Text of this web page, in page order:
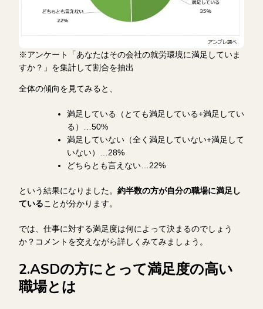
※アンケート「あなたはその会社の就労環境に満足していま
すか？」を集計して割合を抽出
全体の傾向を見てみると、
満足している（とても満足している+満足してい
る）…50%
満足していない（全く満足していない+満足して
いない）…28%
どちらとも言えない…22%
という結果になりました。 約半数の方が自分の職場に満足し
ていることが分かります。
では、仕事に対する満足度は何によって決まるのでしょう
か？コメントを交えながら詳しくみてみましょう。
2.ASDの方にとって満足度の高い
職場とは